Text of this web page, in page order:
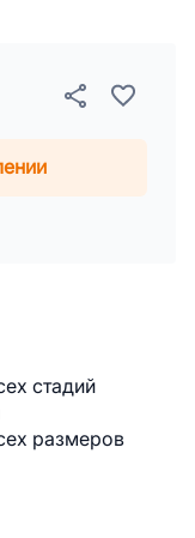
стадий
размеров